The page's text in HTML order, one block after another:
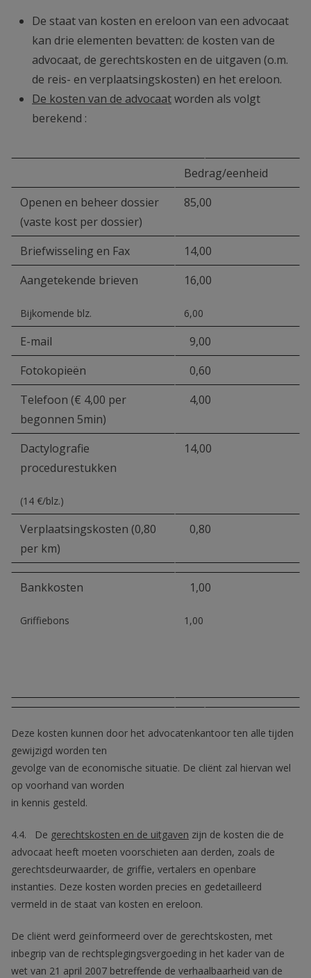
De staat van kosten en ereloon van een advocaat
kan drie elementen bevatten: de kosten van de
advocaat, de gerechtskosten en de uitgaven (o.m.
de reis- en verplaatsingskosten) en het ereloon.
De kosten van de advocaatworden als volgt
berekend :
Bedrag/eenheid
Openen en beheer dossier
(vaste kost per dossier)
85,00
Briefwisseling en Fax
14,00
Aangetekende brieven
Bijkomende blz.
16,00
6,00
E-mail
9,00
Fotokopieën
0,60
Telefoon (€ 4,00 per
begonnen 5min)
4,00
Dactylografie
procedurestukken
(14 €/blz.)
14,00
Verplaatsingskosten (0,80
per km)
0,80
Bankkosten
Griffiebons
1,00
1,00
Deze kosten kunnen door het advocatenkantoor ten alle tijden
gewijzigd worden ten
gevolge van de economische situatie. De cliënt zal hiervan wel
op voorhand van worden
in kennis gesteld.
4.4. De gerechtskosten en de uitgaven zijn de kosten die de
advocaat heeft moeten voorschieten aan derden, zoals de
gerechtsdeurwaarder, de griffie, vertalers en openbare
instanties. Deze kosten worden precies en gedetailleerd
vermeld in de staat van kosten en ereloon.
De cliënt werd geïnformeerd over de gerechtskosten, met
inbegrip van de rechtsplegingsvergoeding in het kader van de
wet van 21 april 2007 betreffende de verhaalbaarheid van de